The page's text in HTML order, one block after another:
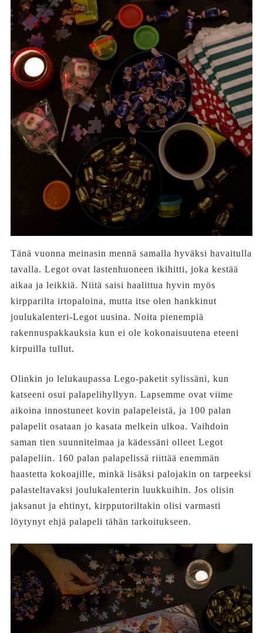
Tänä vuonna meinasin mennä samalla hyväksi havaitulla
tavalla. Legot ovat lastenhuoneen ikihitti, joka kestää
aikaa ja leikkiä. Niitä saisi haalittua hyvin myös
kirpparilta irtopaloina, mutta itse olen hankkinut
joulukalenteri-Legot uusina. Noita pienempiä
rakennuspakkauksia kun ei ole kokonaisuutena eteeni
kirpuilla tullut.
Olinkin jo lelukaupassa Lego-paketit sylissäni, kun
katseeni osui palapelihyllyyn. Lapsemme ovat viime
aikoina innostuneet kovin palapeleistä, ja 100 palan
palapelit osataan jo kasata melkein ulkoa. Vaihdoin
saman tien suunnitelmaa ja kädessäni olleet Legot
palapeliin. 160 palan palapelissä riittää enemmän
haastetta kokoajille, minkä lisäksi palojakin on tarpeeksi
palasteltavaksi joulukalenterin luukkuihin. Jos olisin
jaksanut ja ehtinyt, kirpputoriltakin olisi varmasti
löytynyt ehjä palapeli tähän tarkoitukseen.